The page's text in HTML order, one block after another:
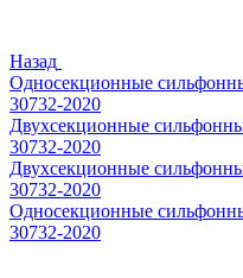
Назад
Односекционные
30732-2020
Двухсекционные
30732-2020
Двухсекционные
30732-2020
Односекционные
30732-2020